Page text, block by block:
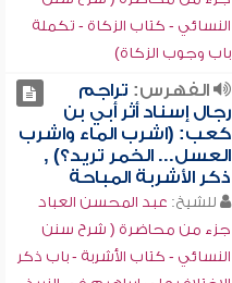
النسائي - كتاب الزكاة - تكملة
باب وجوب الزكاة)
الفهرس: تراجم
رجال إسناد أثر أبي بن
كعب: (اشرب الماء واشرب
العسل... الخمر تريد؟) ,
ذكر الأشربة المباحة
للشيخ: عبد المحسن العباد
جزء من محاضرة ( شرح سنن
النسائي - كتاب الأشربة - باب ذكر